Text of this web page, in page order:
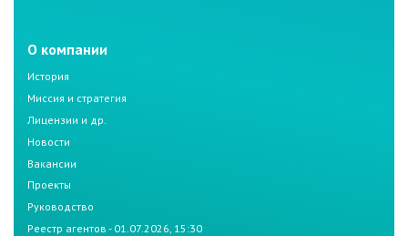
О компании
История
Миссия и стратегия
Лицензии и др.
Новости
Вакансии
Проекты
Руководство
Реестр агентов - 01.07.2026, 15:30